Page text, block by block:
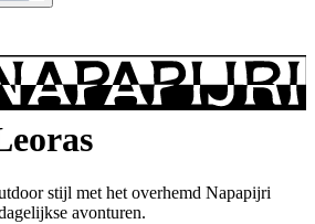
stijl met het overhemd Napapijri
avonturen.